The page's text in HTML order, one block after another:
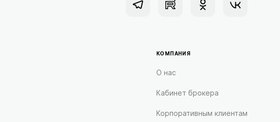
КОМПАНИЯ
О нас
Кабинет брокера
Корпоративным клиентам